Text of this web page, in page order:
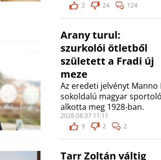
2
24 124
Arany turul:
szurkolói ötletből
született a Fradi új
meze
Az eredeti jelvényt Manno
sokoldalú magyar
alkotta meg 1928-ban.
2026.08.07 11:11
9
2 2
Tarr Zoltán váltig